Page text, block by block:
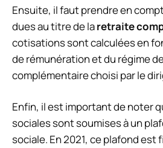
Ensuite, il faut prendre en
dues au titre de laretraite
cotisations sont calculées en
de rémunération et du régime
complémentaire choisi par le
Enfin, il est important de noter
sociales sont soumises à un
sociale. En 2021, ce plafond est